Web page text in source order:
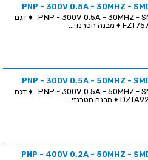
טרנזיסטור PNP - 300V 0.5A - 30MHZ - SMD ♦ דגם
טרנזיסטור PNP - 300V 0.5A - 50MHZ - SMD ♦ דגם